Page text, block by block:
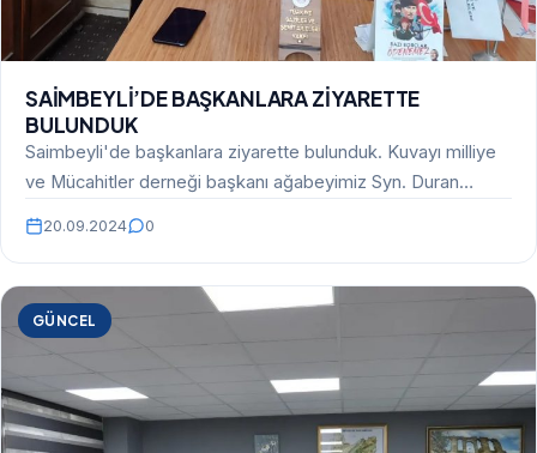
SAİMBEYLİ’DE BAŞKANLARA ZİYARETTE
BULUNDUK
Saimbeyli'de başkanlara ziyarette bulunduk. Kuvayı milliye
ve Mücahitler derneği başkanı ağabeyimiz Syn. Duran
Aksoy ve Esnaf…
20.09.2024 0
GÜNCEL